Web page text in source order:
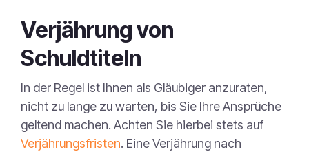
Verjährung von
Schuldtiteln
In der Regel ist Ihnen als Gläubiger anzuraten,
nicht zu lange zu warten, bis Sie Ihre Ansprüche
geltend machen. Achten Sie hierbei stets auf
Verjährungsfristen. Eine Verjährung nach